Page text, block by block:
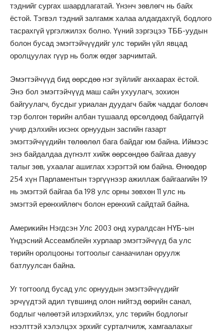
тэднийг сургах шаардлагатай. Үнэнч зөвлөгч нь байх
ёстой. Тэгвэл тэдний залгамж халаа алдагдахгүй, бодлого
тасрахгүй үргэлжилэх болно. Үүний зэргэцээ ТББ-уудын
болон бусад эмэгтэйчүүдийг улс төрийн үйл явцад
оролцуулах гүүр нь болж өгдөг зарчимтай.
Эмэгтэйчүүд бид өөрсдөө нэг зүйлийг анхаарах ёстой.
Энэ бол эмэгтэйчүүд маш сайн ухуулагч, зохион
байгуулагч, бусдыг уриалан дуудагч байж чаддаг боловч
тэр болгон төрийн албан тушаалд өрсөлдөөд байдаггүй
учир дэлхийн ихэнх орнуудын засгийн газарт
эмэгтэйчүүдийн төлөөлөл бага байдаг юм байна. Иймээс
энэ байдалдаа дүгнэлт хийж өөрсөндөө байгаа давуу
талыг зөв, ухаалаг ашиглах хэрэгтэй юм байна. Өнөөдөр
254 хүн Парламентын тэргүүнээр ажиллаж байгаагийн 19
нь эмэгтэй байгаа ба 198 улс орны зөвхөн 11 улс нь
эмэгтэй ерөнхийлөгч болон ерөнхий сайдтай байна.
Америкийн Нэгдсэн Улс 2003 онд хуралдсан НҮБ-ын
Үндэсний Ассеамблейн хурлаар эмэгтэйчүүд ба улс
төрийн оролцооны тогтоолыг санаачилан оруулж
батлуулсан байна.
Уг тогтоолд бусад улс орнуудын эмэгтэйчүүдийг
эрчүүдтэй адил түвшинд олон нийтэд өөрийн санал,
бодлыг чөлөөтэй илэрхийлэх, улс төрийн бодлогыг
нээлттэй хэлэлцэх эрхийг сурталчилж, хамгаалахыг